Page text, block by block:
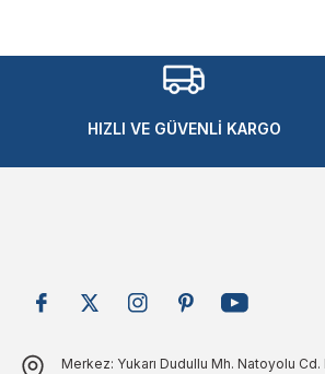
Ürün açıklamasında eksik bilgiler
Ürün bilgilerinde hatalar bulunuyor.
Ürün fiyatı diğer sitelerden daha pahalı.
HIZLI VE GÜVENLİ KARGO
Merkez: Yukarı Dudullu Mh. Natoyolu Cd.